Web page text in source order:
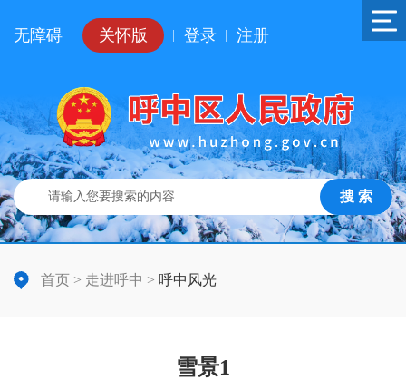
无障碍 关怀版 登录 注册
搜 索
首页 > 走进呼中 > 呼中风光
雪景1